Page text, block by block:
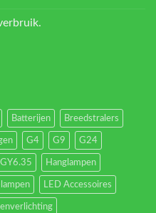
Batterijen Breedstralers
G4 G9 G24
GY6.35 Hanglampen
lampen LED Accessoires